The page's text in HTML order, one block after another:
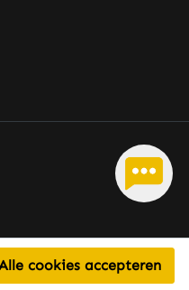
cookies accepteren